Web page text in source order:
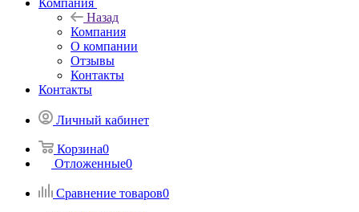
Компания
Назад
Компания
О компании
Отзывы
Контакты
Контакты
Личный кабинет
Корзина0
Отложенные0
Сравнение товаров0